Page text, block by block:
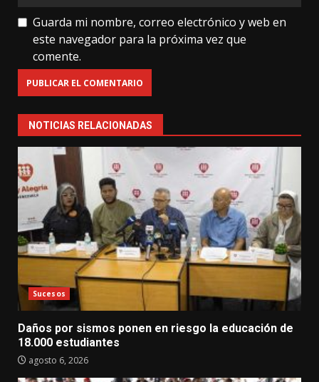
Guarda mi nombre, correo electrónico y web en
este navegador para la próxima vez que
comente.
NOTICIAS RELACIONADAS
Sucesos
Daños por sismos ponen en riesgo la educación de
18.000 estudiantes
agosto 6, 2026